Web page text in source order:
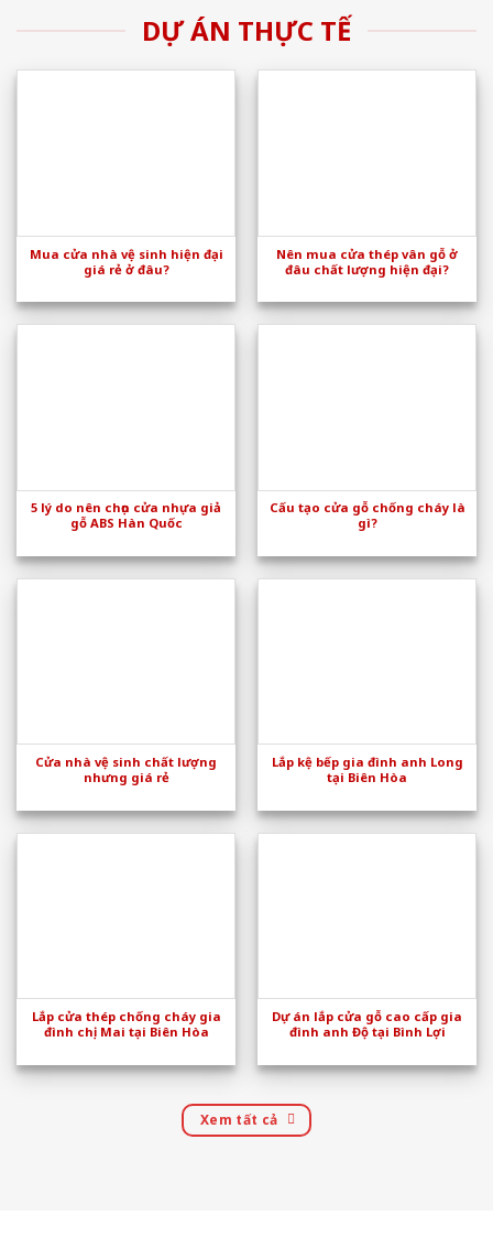
DỰ ÁN THỰC TẾ
Mua cửa nhà vệ sinh hiện đại
giá rẻ ở đâu?
Nên mua cửa thép vân gỗ ở
đâu chất lượng hiện đại?
5 lý do nên chọn cửa nhựa giả
gỗ ABS Hàn Quốc
Cấu tạo cửa gỗ chống cháy là
gì?
Cửa nhà vệ sinh chất lượng
nhưng giá rẻ
Lắp kệ bếp gia đình anh Long
tại Biên Hòa
Lắp cửa thép chống cháy gia
đình chị Mai tại Biên Hòa
Dự án lắp cửa gỗ cao cấp gia
đình anh Độ tại Bình Lợi
Xem tất cả